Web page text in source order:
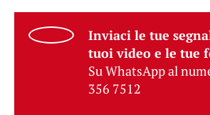
Inviaci le tue
tuoi video e le tue
Su WhatsApp al
356 7512